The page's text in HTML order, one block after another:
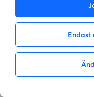
Endast